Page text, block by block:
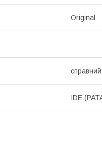
Original
справний
IDE